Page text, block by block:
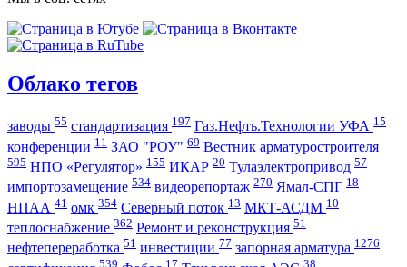
Облако тегов
заводы 55 стандартизация 197 Газ.Нефть.Технологии УФА 15
конференции 11 ЗАО "РОУ" 69 Вестник арматуростроителя
595 НПО «Регулятор» 155 ИКАР 20 Тулаэлектропривод 57
импортозамещение 534 видеорепортаж 270 Ямал-СПГ 18
НПАА 41 омк 354 Северный поток 13 МКТ-АСДМ 10
теплоснабжение 362 Ремонт и реконструкция 51
нефтепереработка 51 инвестиции 77 запорная арматура 1276
539 17 38